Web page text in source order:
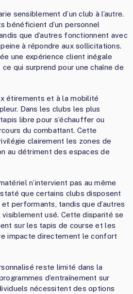
sensiblement d’un club à l’autre.
bénéficient d’un personnel
que d’autres fonctionnent avec
à répondre aux sollicitations.
une expérience client inégale
qui surprend pour une chaîne de
étirements et à la mobilité
Dans les clubs les plus
libre pour s’échauffer ou
du combattant. Cette
clairement les zones de
au détriment des espaces de
n’intervient pas au même
que certains clubs disposent
performants, tandis que d’autres
usé. Cette disparité se
sur les tapis de course et les
impacte directement le confort
reste limité dans la
d’entraînement sur
nécessitent des options